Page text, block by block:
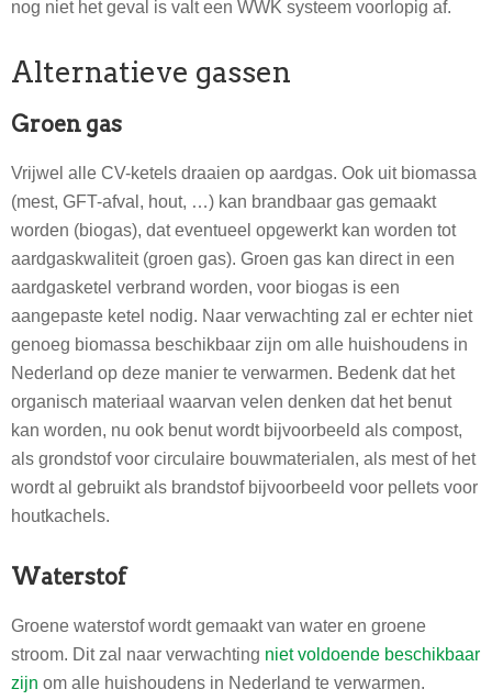
nog niet het geval is valt een WWK systeem voorlopig af.
Alternatieve gassen
Groen gas
Vrijwel alle CV-ketels draaien op aardgas. Ook uit biomassa
(mest, GFT-afval, hout, …) kan brandbaar gas gemaakt
worden (biogas), dat eventueel opgewerkt kan worden tot
aardgaskwaliteit (groen gas). Groen gas kan direct in een
aardgasketel verbrand worden, voor biogas is een
aangepaste ketel nodig. Naar verwachting zal er echter niet
genoeg biomassa beschikbaar zijn om alle huishoudens in
Nederland op deze manier te verwarmen. Bedenk dat het
organisch materiaal waarvan velen denken dat het benut
kan worden, nu ook benut wordt bijvoorbeeld als compost,
als grondstof voor circulaire bouwmaterialen, als mest of het
wordt al gebruikt als brandstof bijvoorbeeld voor pellets voor
houtkachels.
Waterstof
Groene waterstof wordt gemaakt van water en groene
stroom. Dit zal naar verwachting niet voldoende beschikbaar
zijn om alle huishoudens in Nederland te verwarmen.